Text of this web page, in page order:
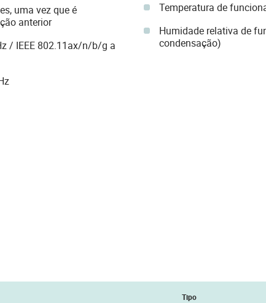
uma vez que é
anterior
/ IEEE 802.11ax/n/b/g a
Temperatura de
Humidade relativa de
condensação)
Tipo